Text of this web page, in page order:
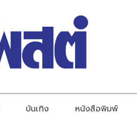
บันเทิง หนังสือพิมพ์